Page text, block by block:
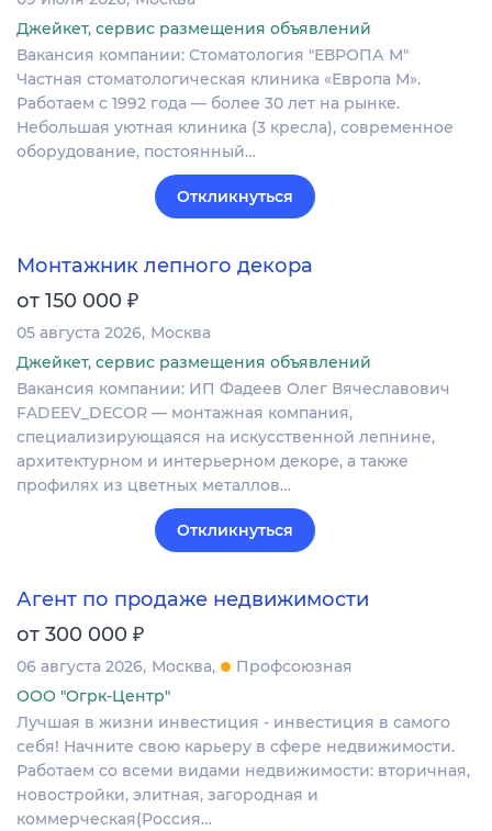
Джейкет, сервис размещения объявлений
Вакансия компании: Стоматология "ЕВРОПА М"
Частная стоматологическая клиника «Европа М».
Работаем с 1992 года — более 30 лет на рынке.
Небольшая уютная клиника (3 кресла), современное
оборудование, постоянный…
Откликнуться
Монтажник лепного декора
от 150 000 ₽
05 августа 2026 Москва
Джейкет, сервис размещения объявлений
Вакансия компании: ИП Фадеев Олег Вячеславович
FADEEV_DECOR — монтажная компания,
специализирующаяся на искусственной лепнине,
архитектурном и интерьерном декоре, а также
профилях из цветных металлов…
Откликнуться
Агент по продаже недвижимости
от 300 000 ₽
06 августа 2026 Москва
Профсоюзная
ООО "Огрк-Центр"
Лучшая в жизни инвестиция - инвестиция в самого
себя! Начните свою карьеру в сфере недвижимости.
Работаем со всеми видами недвижимости: вторичная,
новостройки, элитная, загородная и
коммерческая(Россия…